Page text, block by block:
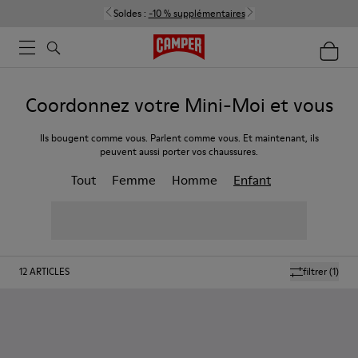
Soldes : -10 % supplémentaires
Coordonnez votre Mini-Moi et vous
Ils bougent comme vous. Parlent comme vous. Et maintenant, ils
peuvent aussi porter vos chaussures.
Tout Femme Homme Enfant
filtrer(1)
12ARTICLES